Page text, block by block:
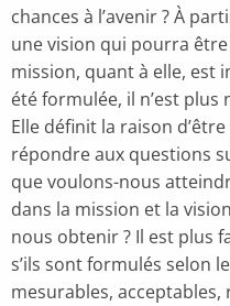
chances à l’avenir ? À
une vision qui pourra
mission, quant à elle, est
été formulée, il n’est plus
Elle définit la raison
répondre aux questions
que voulons-nous
dans la mission et la
nous obtenir ? Il est plus
s’ils sont formulés selon
mesurables,